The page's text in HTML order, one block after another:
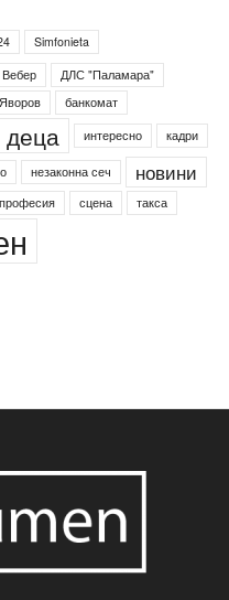
Simfonieta
Вебер
ДЛС "Паламара"
Яворов
банкомат
деца интересно кадри
незаконна сеч новини
професия сцена такса